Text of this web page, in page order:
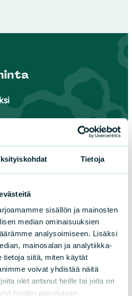
Tietoja
sisällön ja mainosten
median ominaisuuksien
analysoimiseen. Lisäksi
mainosalan ja analytiikka-
tietoja siitä, miten käytät
voivat yhdistää näitä
olet antanut heille tai joita on
heidän palvelujaan.